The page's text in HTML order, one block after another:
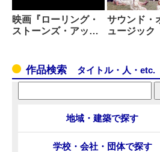
映画『ローリング・
ストーンズ・アッ…
サウンド・
ュージック
作品検索 タイトル・人・etc.
地域・建築で探す
学校・会社・団体で探す